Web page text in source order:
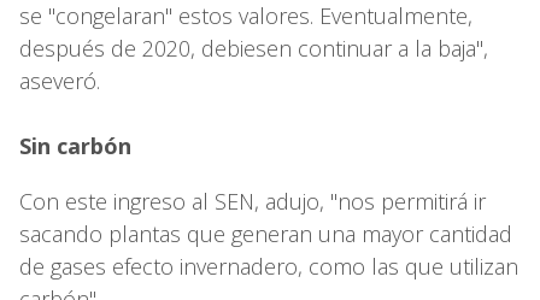
se "congelaran" estos valores. Eventualmente,
después de 2020, debiesen continuar a la baja",
aseveró.
Sin carbón
Con este ingreso al SEN, adujo, "nos permitirá ir
sacando plantas que generan una mayor cantidad
de gases efecto invernadero, como las que utilizan